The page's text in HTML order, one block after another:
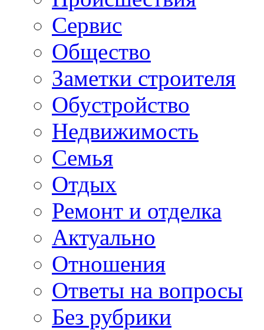
Сервис
Общество
Заметки строителя
Обустройство
Недвижимость
Семья
Отдых
Ремонт и отделка
Актуально
Отношения
Ответы на вопросы
Без рубрики